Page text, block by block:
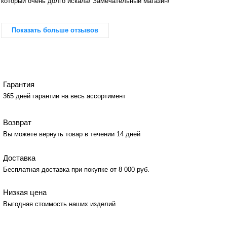
Показать больше отзывов
Гарантия
365 дней гарантии на весь ассортимент
Возврат
Вы можете вернуть товар в течении 14 дней
Доставка
Бесплатная доставка при покупке от 8 000 руб.
Низкая цена
Выгодная стоимость наших изделий